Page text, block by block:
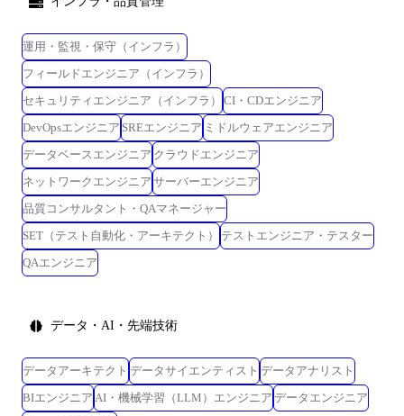
運用・監視・保守（インフラ）
フィールドエンジニア（インフラ）
セキュリティエンジニア（インフラ）
CI・CDエンジニア
DevOpsエンジニア SREエンジニア ミドルウェアエンジニア
データベースエンジニア クラウドエンジニア
ネットワークエンジニア サーバーエンジニア
品質コンサルタント・QAマネージャー
SET（テスト自動化・アーキテクト）
テストエンジニア・テスター
QAエンジニア
データ・AI・先端技術
データアーキテクト データサイエンティスト データアナリスト
BIエンジニア AI・機械学習（LLM）エンジニア データエンジニア